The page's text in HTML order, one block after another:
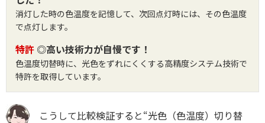
消灯した時の色温度を記憶して、次回点灯時には、その色温度
で点灯します。
特許 ◎高い技術力が自慢です！
色温度切替時に、光色をずれにくくする高精度システム技術で
特許を取得しています。
こうして比較検証すると“光色（色温度）切り替